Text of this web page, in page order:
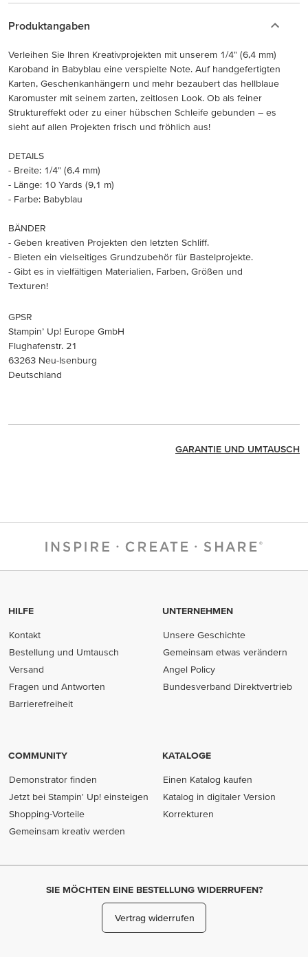
Produktangaben
Verleihen Sie Ihren Kreativprojekten mit unserem 1/4" (6,4 mm)
Karoband in Babyblau eine verspielte Note. Auf handgefertigten
Karten, Geschenkanhängern und mehr bezaubert das hellblaue
Karomuster mit seinem zarten, zeitlosen Look. Ob als feiner
Struktureffekt oder zu einer hübschen Schleife gebunden – es
sieht auf allen Projekten frisch und fröhlich aus!
DETAILS
- Breite: 1/4" (6,4 mm)
- Länge: 10 Yards (9,1 m)
- Farbe: Babyblau
BÄNDER
- Geben kreativen Projekten den letzten Schliff.
- Bieten ein vielseitiges Grundzubehör für Bastelprojekte.
- Gibt es in vielfältigen Materialien, Farben, Größen und
Texturen!
GPSR
Stampin’ Up! Europe GmbH
Flughafenstr. 21
63263 Neu-Isenburg
Deutschland
GARANTIE UND UMTAUSCH
HILFE
Kontakt
Bestellung und Umtausch
Versand
Fragen und Antworten
Barrierefreiheit
UNTERNEHMEN
Unsere Geschichte
Gemeinsam etwas verändern
Angel Policy
Bundesverband Direktvertrieb
COMMUNITY
Demonstrator finden
Jetzt bei Stampin' Up! einsteigen
Shopping-Vorteile
Gemeinsam kreativ werden
KATALOGE
Einen Katalog kaufen
Katalog in digitaler Version
Korrekturen
SIE MÖCHTEN EINE BESTELLUNG WIDERRUFEN?
Vertrag widerrufen